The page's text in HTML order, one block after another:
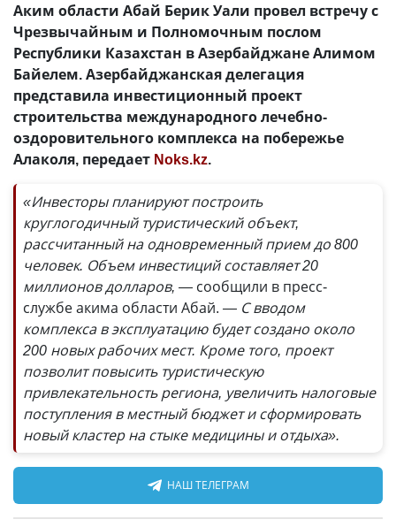
Аким области Абай Берик Уали провел встречу с
Чрезвычайным и Полномочным послом
Республики Казахстан в Азербайджане Алимом
Байелем. Азербайджанская делегация
представила инвестиционный проект
строительства международного лечебно-
оздоровительного комплекса на побережье
Алаколя, передает Noks.kz.
«Инвесторы планируют построить
круглогодичный туристический объект,
рассчитанный на одновременный прием до 800
человек. Объем инвестиций составляет 20
миллионов долларов, — сообщили в пресс-
службе акима области Абай. — С вводом
комплекса в эксплуатацию будет создано около
200 новых рабочих мест. Кроме того, проект
позволит повысить туристическую
привлекательность региона, увеличить налоговые
поступления в местный бюджет и сформировать
новый кластер на стыке медицины и отдыха».
НАШ ТЕЛЕГРАМ